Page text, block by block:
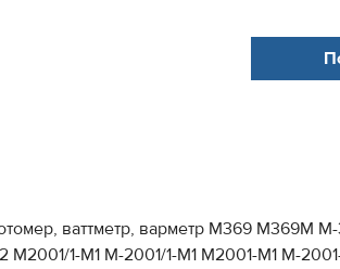
ваттметр, варметр М369
1-M1 M-2001/1-M1 М2001-М1 М-